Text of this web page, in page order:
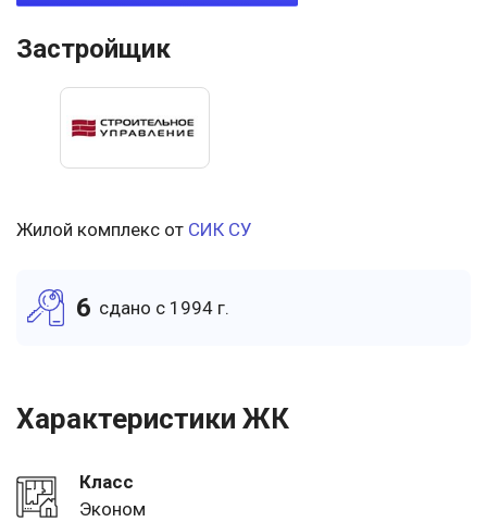
Застройщик
Жилой комплекс от СИК СУ
6 cдано c 1994 г.
Характеристики ЖК
Класс
Эконом